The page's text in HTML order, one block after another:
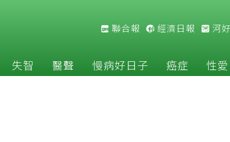
聯合報 經濟日報 河
失智 醫聲 慢病好日子 癌症 性愛